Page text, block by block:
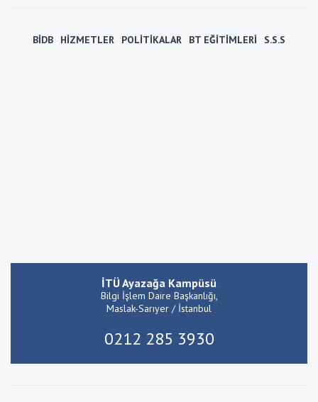
BİDB HİZMETLER POLİTİKALAR BT EĞİTİMLERİ S.S.S
İTÜ Ayazağa Kampüsü
Bilgi İşlem Daire Başkanlığı,
Maslak-Sarıyer / İstanbul
0212 285 3930